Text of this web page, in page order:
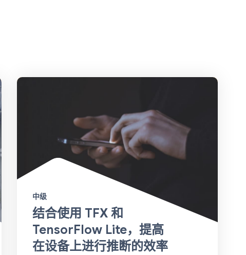
中级
结合使用 TFX 和
TensorFlow Lite，提高
在设备上进行推断的效率